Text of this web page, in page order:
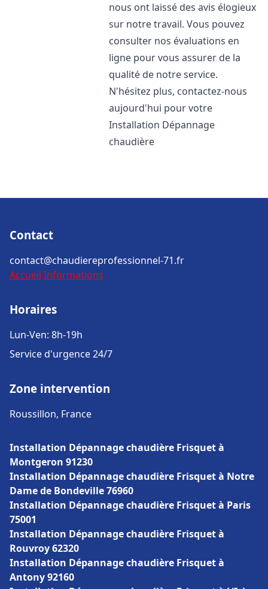
nous ont laissé des avis élogieux
sur notre travail. Vous pouvez
consulter nos évaluations en
ligne pour vous assurer de la
qualité de notre service.
N'hésitez plus, contactez-nous
aujourd'hui pour votre
Installation Dépannage
chaudière
Contact
contact@chaudiereprofessionnel-71.fr
Accueil Informations
Horaires
Lun-Ven: 8h-19h
Service d'urgence 24/7
Zone intervention
Roussillon, France
Installation Dépannage chaudière Frisquet à
Montgeron 91230
Installation Dépannage chaudière Frisquet à Notre
Dame de Bondeville 76960
Installation Dépannage chaudière Frisquet à Paris
75001
Installation Dépannage chaudière Frisquet à
Rouvroy 62320
Installation Dépannage chaudière Frisquet à
Antony 92160